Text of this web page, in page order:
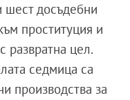
шест досъдебни
проституция и
развратна цел.
седмица са
производства за